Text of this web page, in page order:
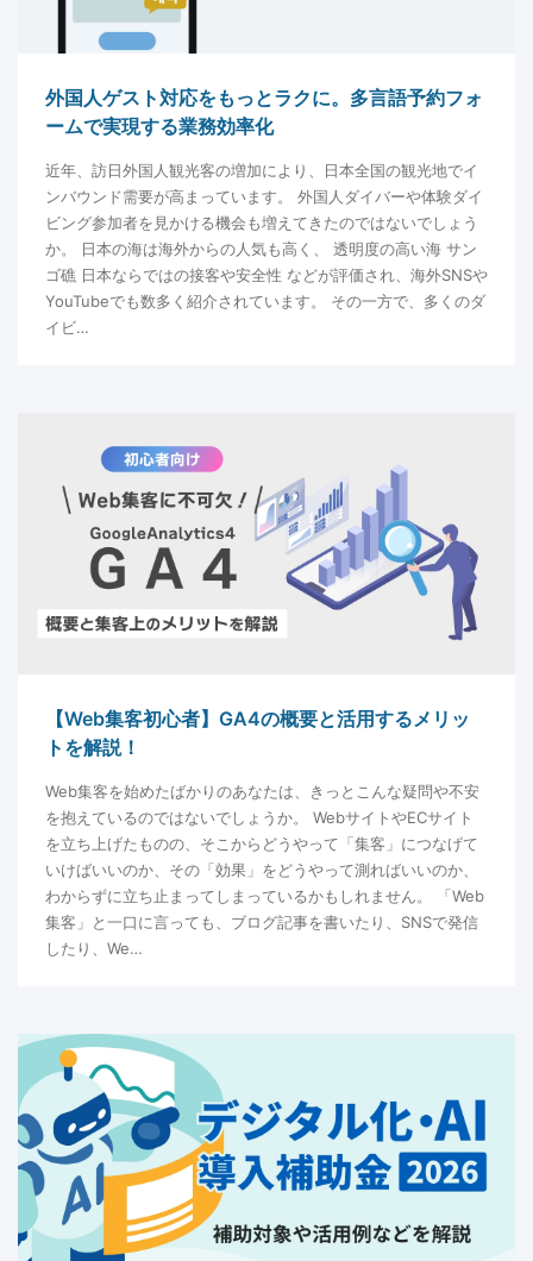
外国人ゲスト対応をもっとラクに。多言語予約フォ
ームで実現する業務効率化
近年、訪日外国人観光客の増加により、日本全国の観光地でイ
ンバウンド需要が高まっています。 外国人ダイバーや体験ダイ
ビング参加者を見かける機会も増えてきたのではないでしょう
か。 日本の海は海外からの人気も高く、 透明度の高い海 サン
ゴ礁 日本ならではの接客や安全性 などが評価され、海外SNSや
YouTubeでも数多く紹介されています。 その一方で、多くのダ
イビ…
【Web集客初心者】GA4の概要と活用するメリッ
トを解説！
Web集客を始めたばかりのあなたは、きっとこんな疑問や不安
を抱えているのではないでしょうか。 WebサイトやECサイト
を立ち上げたものの、そこからどうやって「集客」につなげて
いけばいいのか、その「効果」をどうやって測ればいいのか、
わからずに立ち止まってしまっているかもしれません。 「Web
集客」と一口に言っても、ブログ記事を書いたり、SNSで発信
したり、We…